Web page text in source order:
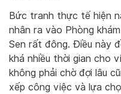
Bức tranh thực tế hiện
nhân ra vào Phòng
Sen rất đông. Điều này
khá nhiều thời gian cho
không phải chờ đợi lâu
xếp công việc và lựa